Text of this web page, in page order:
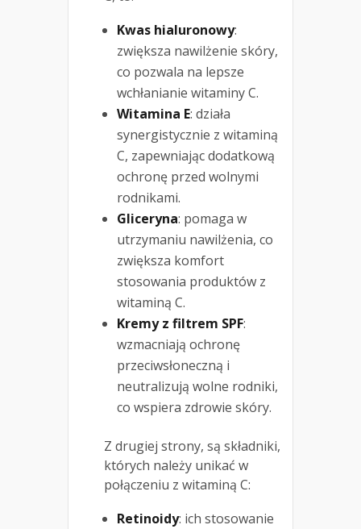
Kwas hialuronowy:
zwiększa nawilżenie skóry,
co pozwala na lepsze
wchłanianie witaminy C.
Witamina E: działa
synergistycznie z witaminą
C, zapewniając dodatkową
ochronę przed wolnymi
rodnikami.
Gliceryna: pomaga w
utrzymaniu nawilżenia, co
zwiększa komfort
stosowania produktów z
witaminą C.
Kremy z filtrem SPF:
wzmacniają ochronę
przeciwsłoneczną i
neutralizują wolne rodniki,
co wspiera zdrowie skóry.
Z drugiej strony, są składniki,
których należy unikać w
połączeniu z witaminą C:
Retinoidy: ich stosowanie